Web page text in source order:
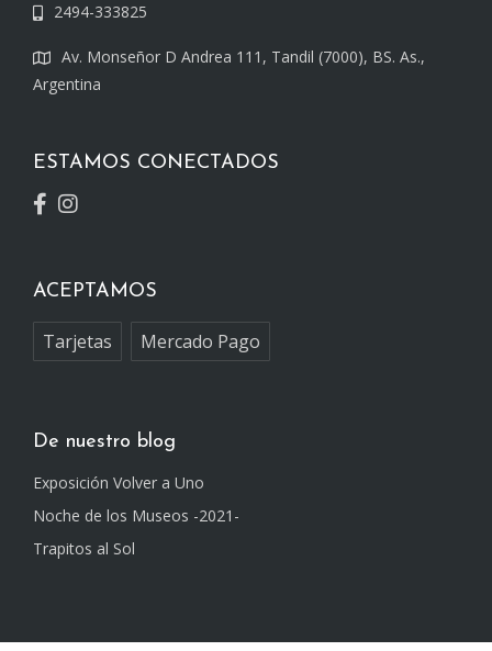
2494-333825
Av. Monseñor D Andrea 111, Tandil (7000), BS. As.,
Argentina
ESTAMOS CONECTADOS
ACEPTAMOS
Tarjetas Mercado Pago
De nuestro blog
Exposición Volver a Uno
Noche de los Museos -2021-
Trapitos al Sol